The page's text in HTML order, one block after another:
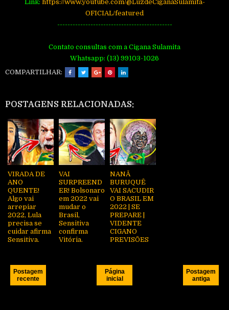
Link: https://www.youtube.com/@LuzdeCiganaSulamita-
OFICIAL/featured
---------------------------------------------
Contato consultas com a Cigana Sulamita
Whatsapp: (13) 99103-1026
COMPARTILHAR:
POSTAGENS RELACIONADAS:
VIRADA DE
ANO
QUENTE!
Algo vai
arrepiar
2022, Lula
precisa se
cuidar afirma
Sensitiva.
VAI
SURPREEND
ER! Bolsonaro
em 2022 vai
mudar o
Brasil,
Sensitiva
confirma
Vitória.
NANÃ
BURUQUÊ
VAI SACUDIR
O BRASIL EM
2022 | SE
PREPARE |
VIDENTE
CIGANO
PREVISÕES
Postagem
recente
Postagem
antiga
Página
inicial